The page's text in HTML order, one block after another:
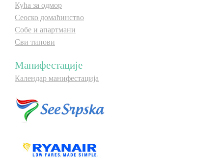
Кућа за одмор
Сеоско домаћинство
Собе и апартмани
Сви типови
Манифестације
Календар манифестација